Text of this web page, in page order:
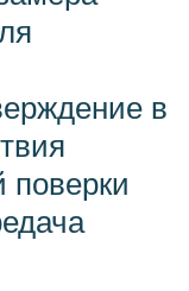
в
поверки